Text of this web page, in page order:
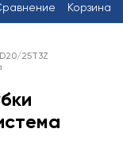
Корзина
25T3Z